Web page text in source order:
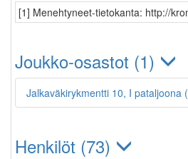
[1] Menehtyneet-tietokanta: http://
Joukko-osastot (1)
Jalkaväkirykmentti 10, I pataljoona
Henkilöt (73)